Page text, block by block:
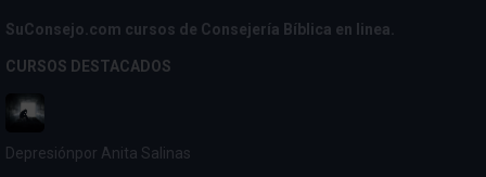
SuConsejo.com cursos de Consejería Bíblica en linea.
CURSOS DESTACADOS
Depresiónpor Anita Salinas